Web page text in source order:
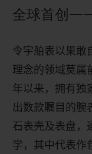
全球首创
令宇舶表以果敢
理念的领域莫属
年以来，拥有独
出数款瞩目的腕
石表壳及表盘，
学，其中代表作